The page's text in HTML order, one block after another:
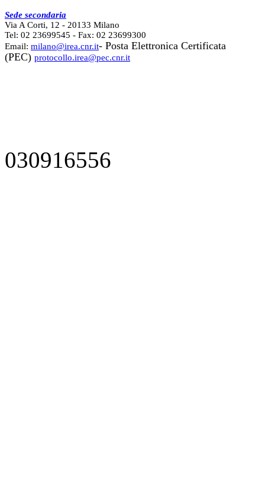
Sede secondaria
Via A Corti, 12 - 20133 Milano
Tel: 02 23699545 - Fax: 02 23699300
Email: milano@irea.cnr.it- Posta Elettronica Certificata
(PEC) protocollo.irea@pec.cnr.it
030916556